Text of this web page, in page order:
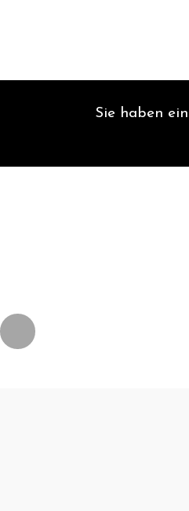
Sie haben